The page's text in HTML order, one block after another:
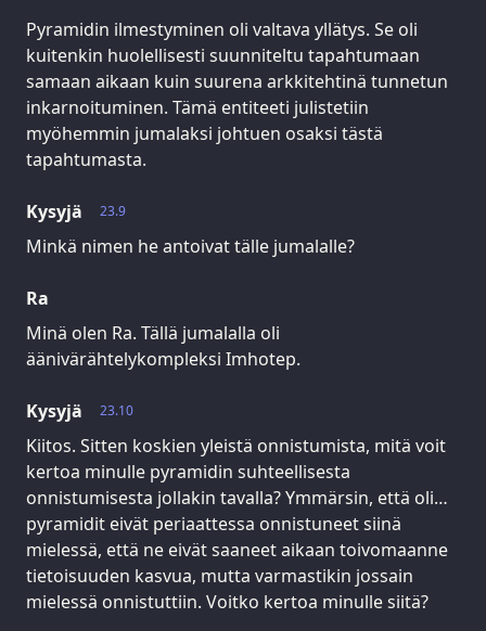
Pyramidin ilmestyminen oli valtava yllätys. Se oli
kuitenkin huolellisesti suunniteltu tapahtumaan
samaan aikaan kuin suurena arkkitehtinä tunnetun
inkarnoituminen. Tämä entiteeti julistetiin
myöhemmin jumalaksi johtuen osaksi tästä
tapahtumasta.
23.9
Kysyjä
Minkä nimen he antoivat tälle jumalalle?
Ra
Minä olen Ra. Tällä jumalalla oli
äänivärähtelykompleksi Imhotep.
23.10
Kysyjä
Kiitos. Sitten koskien yleistä onnistumista, mitä voit
kertoa minulle pyramidin suhteellisesta
onnistumisesta jollakin tavalla? Ymmärsin, että oli…
pyramidit eivät periaattessa onnistuneet siinä
mielessä, että ne eivät saaneet aikaan toivomaanne
tietoisuuden kasvua, mutta varmastikin jossain
mielessä onnistuttiin. Voitko kertoa minulle siitä?